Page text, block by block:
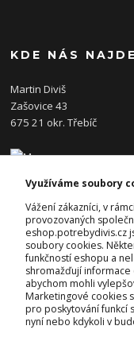
KDE NÁS
Martin Diviš
Zašovice 43
675 21 okr. Třebíč
KONTAKTY
Josef Diviš
+420 728 382 742
(Po-Pá, 7-17hod.)
Využíváme soubory
Vážení zákazníci, v
provozovaných
eshop.potrebydivis.cz
soubory cookies.
funkčností eshopu a
shromažďují
abychom mohli
Marketingové cookies
pro poskytování funkcí
nyní nebo kdykoli v